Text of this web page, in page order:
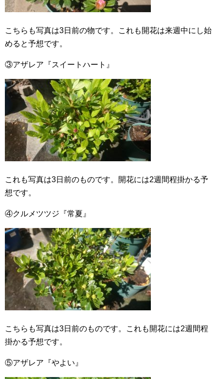
こちらも写真は3日前の物です。これも開花は来週中にし始
めると予想です。
③アザレア『スイートハート』
これも写真は3日前のものです。開花には2週間程掛かる予
想です。
④クルメツツジ『常夏』
こちらも写真は3日前のものです。これも開花には2週間程
掛かる予想です。
⑤アザレア『やよい』